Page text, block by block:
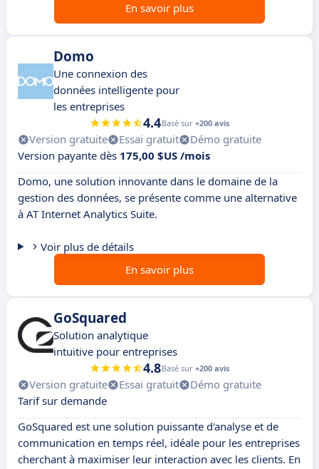
En savoir plus
Domo
Une connexion des
données intelligente pour
les entreprises
4.4Basé sur +200 avis
Version gratuite Essai gratuit
Démo gratuite
Version payante dès 175,00 $US /mois
Domo, une solution innovante dans le domaine de la
gestion des données, se présente comme une alternative
à AT Internet Analytics Suite.
Voir plus de détails
En savoir plus
GoSquared
Solution analytique
intuitive pour entreprises
4.8Basé sur +200 avis
Version gratuite Essai gratuit
Démo gratuite
Tarif sur demande
GoSquared est une solution puissante d'analyse et de
communication en temps réel, idéale pour les entreprises
cherchant à maximiser leur interaction avec les clients. En